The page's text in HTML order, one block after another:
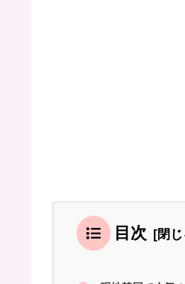
目次